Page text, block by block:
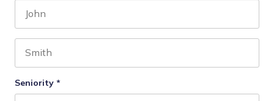
Seniority *